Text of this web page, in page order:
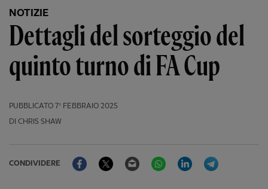
NOTIZIE
Dettagli del sorteggio del
quinto turno di FA Cup
PUBBLICATO 7º FEBBRAIO 2025
DI CHRIS SHAW
CONDIVIDERE
FacebookTwitter Email WhatsAppLinkedIn